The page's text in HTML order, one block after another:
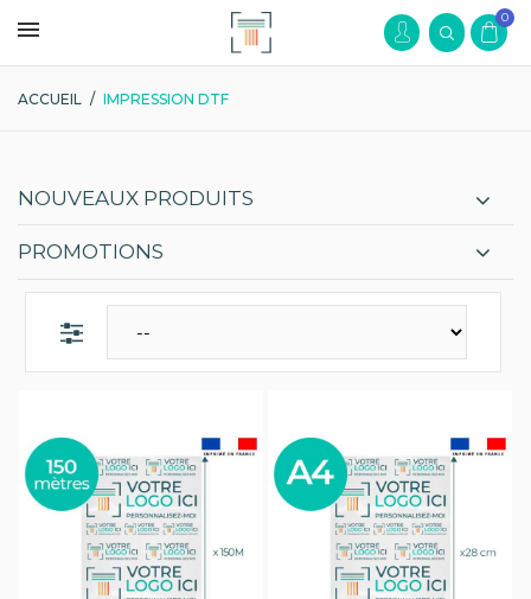
0
ACCUEIL / IMPRESSION DTF
NOUVEAUX PRODUITS
PROMOTIONS